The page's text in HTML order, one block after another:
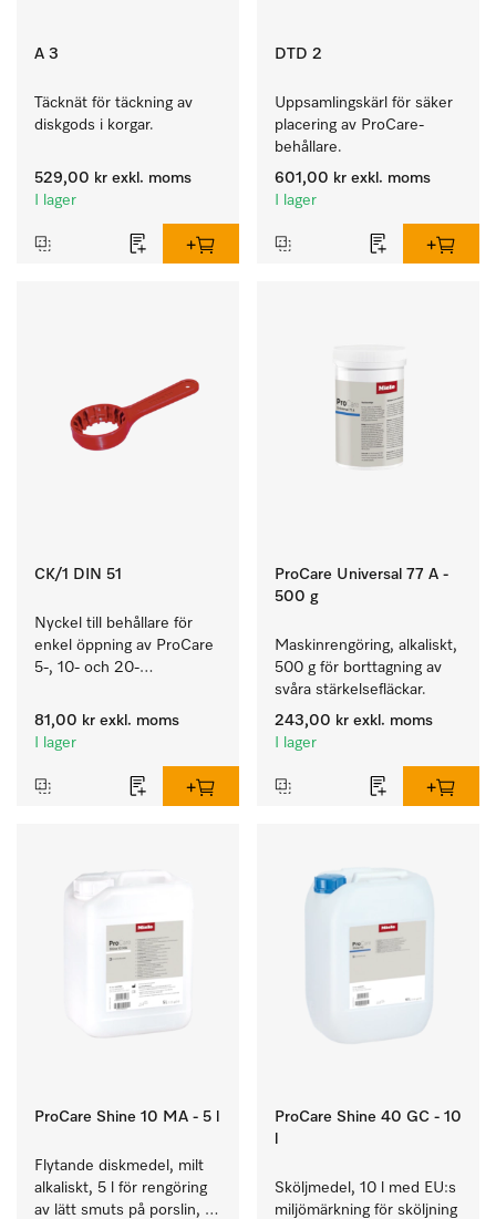
A 3
Täcknät för täckning av
diskgods i korgar.
529,00 kr exkl. moms
I lager
DTD 2
Uppsamlingskärl för säker
placering av ProCare-
behållare.
601,00 kr exkl. moms
I lager
CK/1 DIN 51
Nyckel till behållare för
enkel öppning av ProCare
5-, 10- och 20-
81,00 kr exkl. moms
I lager
ProCare Universal 77 A -
500 g
Maskinrengöring, alkaliskt,
500 g för borttagning av
svåra stärkelsefläckar.
243,00 kr exkl. moms
I lager
ProCare Shine 10 MA - 5 l
Flytande diskmedel, milt
alkaliskt, 5 l för rengöring
av lätt smuts på porslin,
ProCare Shine 40 GC - 10
Sköljmedel, 10 l med EU:s
miljömärkning för sköljning